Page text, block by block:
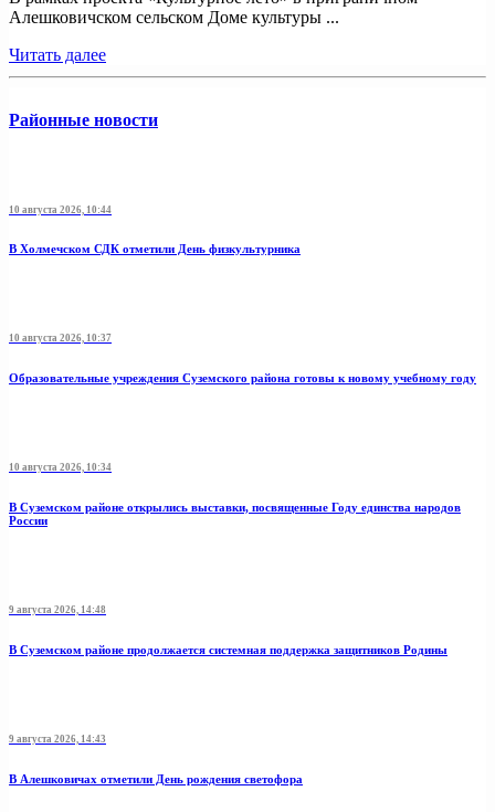
Алешковичском сельском Доме культуры ...
Читать далее
Районные новости
10 августа 2026, 10:44
В Холмечском СДК отметили День физкультурника
10 августа 2026, 10:37
Образовательные учреждения Суземского района готовы к новому учебному году
10 августа 2026, 10:34
В Суземском районе открылись выставки, посвященные Году единства народов
России
9 августа 2026, 14:48
В Суземском районе продолжается системная поддержка защитников Родины
9 августа 2026, 14:43
В Алешковичах отметили День рождения светофора